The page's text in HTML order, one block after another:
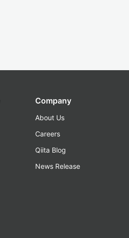
Company
About Us
Careers
Qiita Blog
News Release